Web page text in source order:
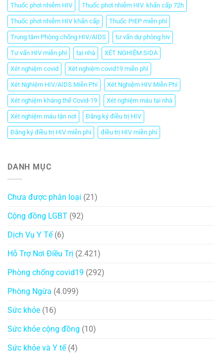
Thuốc phơi nhiễm HIV Thuốc phơi nhiễm HIV. khẩn cấp 72h
Thuốc phơi nhiễm HIV khẩn cấp Thuốc PrEP miễn phí
Trung tâm Phòng chống HIV/AIDS tư vấn dự phòng hiv
Tư vấn HIV miễn phí tại nhà XÉT NGHIỆM SIDA
Xét nghiệm covid Xét nghiệm covid19 miễn phí
Xét Nghiệm HIV/AIDS Miễn Phí Xét Nghiệm HIV Miễn Phí
Xét nghiệm kháng thể Covid-19 Xét nghiệm máu tại nhà
Xét nghiệm máu tận nơi Đăng ký điều trị HIV
Đăng ký điều trị HIV miễn phí điều trị HIV miễn phí
DANH MỤC
Chưa được phân loại (21)
Cộng đồng LGBT (92)
Dịch Vụ Y Tế(6)
Hỗ Trợ Nơi Điều Trị (2.421)
Phòng chống covid19 (292)
Phòng Ngừa (4.099)
Sức khỏe (16)
Sức khỏe cộng đồng (10)
Sức khỏe và Y tế(4)